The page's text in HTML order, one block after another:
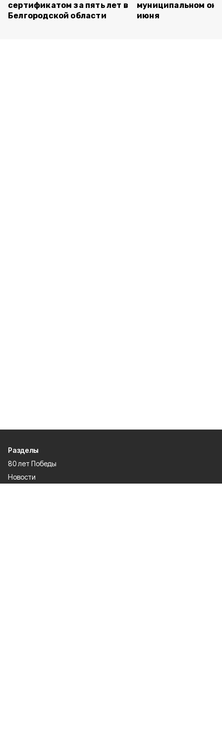
сертификатом за пять лет в
Белгородской области
муниципальном
июня
Разделы
80 лет Победы
Новости